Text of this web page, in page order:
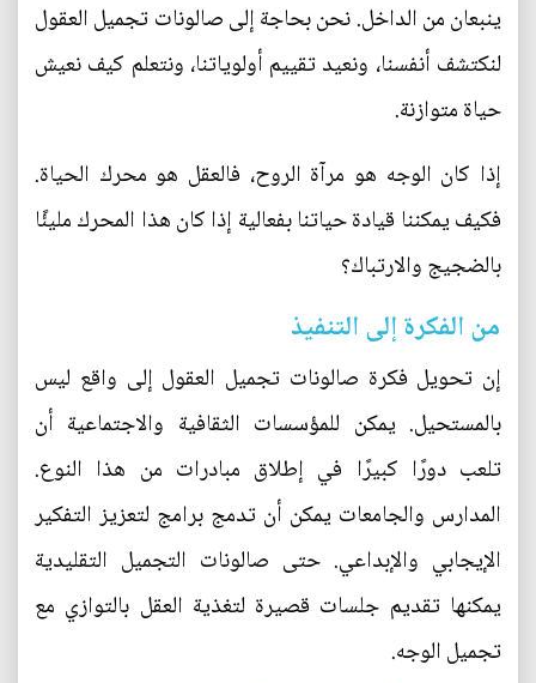
ينبعان من الداخل. نحن بحاجة إلى صالونات تجميل العقول
لنكتشف أنفسنا، ونعيد تقييم أولوياتنا، ونتعلم كيف نعيش
حياة متوازنة.
إذا كان الوجه هو مرآة الروح، فالعقل هو محرك الحياة.
فكيف يمكننا قيادة حياتنا بفعالية إذا كان هذا المحرك مليئًا
بالضجيج والارتباك؟
من الفكرة إلى التنفيذ
إن تحويل فكرة صالونات تجميل العقول إلى واقع ليس
بالمستحيل. يمكن للمؤسسات الثقافية والاجتماعية أن
تلعب دورًا كبيرًا في إطلاق مبادرات من هذا النوع.
المدارس والجامعات يمكن أن تدمج برامج لتعزيز التفكير
الإيجابي والإبداعي. حتى صالونات التجميل التقليدية
يمكنها تقديم جلسات قصيرة لتغذية العقل بالتوازي مع
تجميل الوجه.